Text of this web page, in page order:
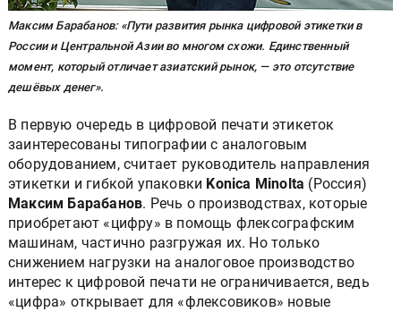
Максим Барабанов: «Пути развития рынка цифровой этикетки в
России и Центральной Азии во многом схожи. Единственный
момент, который отличает азиатский рынок, — это отсутствие
дешёвых денег».
В первую очередь в цифровой печати этикеток
заинтересованы типографии с аналоговым
оборудованием, считает руководитель направления
этикетки и гибкой упаковки Konica Minolta (Россия)
Максим Барабанов. Речь о производствах, которые
приобретают «цифру» в помощь флексографским
машинам, частично разгружая их. Но только
снижением нагрузки на аналоговое производство
интерес к цифровой печати не ограничивается, ведь
«цифра» открывает для «флексовиков» новые